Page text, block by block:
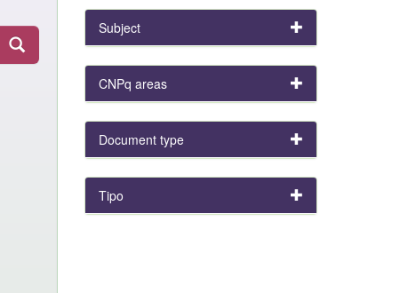
Subject
CNPq areas
Document type
Tipo